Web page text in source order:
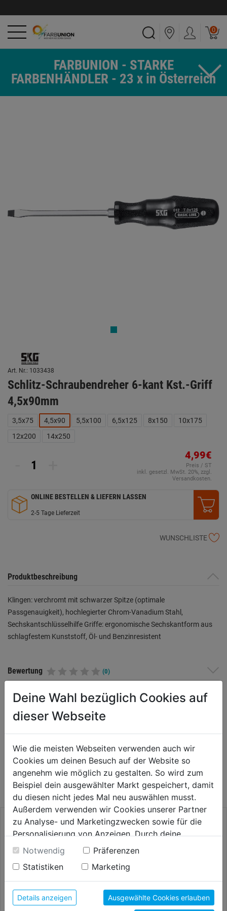
0
FARBUNION - STARKE
FARBENHÄNDLER - 23 x in Österreich
Art. Nr.: 1033438
Schlitz-Schraubendreher 6-kant Kst.-Griff
4,5x90mm
3,5x75 4,5x90 5,5x100 6,5x125 8x150
10x175
12x200
14x250
4,99€
Preis / ST
inkl. gesetzl. MwSt. 20%, zzgl.
Versandkosten.
ONLINE BESTELLEN & LIEFERN LASSEN
2-5 Tage Lieferzeit
WUNSCHLISTE
Produktbeschreibung
Klingen: verchromt mit schwarzer Spitze (optimale
Passgenauigkeit), hochlegierter Chrom-Vanadium Stahl,
Sechskantschlüsselhilfe Griffe: ergonomische Sechskantform aus
schlagfestem Kunststoff, Öl- und Benzinresistent
Bewertung (0)
WEITERE PRODUKTE AUS DIESER
KATEGORIE
Deine Wahl bezüglich Cookies auf
dieser Webseite
Wie die meisten Webseiten verwenden auch wir
Cookies um deinen Besuch auf der Website so
angenehm wie möglich zu gestalten. So wird zum
Beispiel dein ausgewählter Markt gespeichert, damit
du diesen nicht jedes Mal neu auswählen musst.
Außerdem verwenden wir Cookies unserer Partner
zu Analyse- und Marketingzwecken sowie für die
Personalisierung von Anzeigen. Durch deine
Einwilligung werden die Daten von Drittanbieter,
unter anderem auch in den USA, verarbeitet.
Durch Klick auf "Alle Cookies erlauben" stimmst du
der Verwendung aller Cookies zu. Unter "Details
anzeigen" findest du alle Infos zu den
unterschiedlichen Cookies, unter "Cookies
Notwendig
Präferenzen
Statistiken
Marketing
Details anzeigen Ausgewählte Cookies erlauben